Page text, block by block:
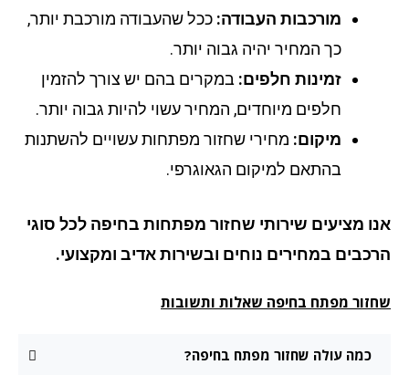
מורכבות העבודה:ככל שהעבודה מורכבת יותר,
כך המחיר יהיה גבוה יותר.
זמינות חלפים:במקרים בהם יש צורך להזמין
חלפים מיוחדים, המחיר עשוי להיות גבוה יותר.
מיקום:מחירי שחזור מפתחות עשויים להשתנות
בהתאם למיקום הגאוגרפי.
מציעים שירותי שחזור מפתחותבחיפהלכל סוגי
במחירים נוחים ובשירות אדיב ומקצועי.
מפתח בחיפה שאלות ותשובות
כמה עולה שחזור מפתח בחיפה?